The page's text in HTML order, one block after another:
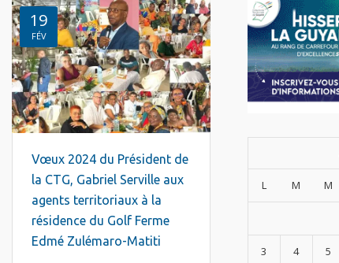
19
FÉV
Vœux 2024 du Président de
la CTG, Gabriel Serville aux
agents territoriaux à la
résidence du Golf Ferme
Edmé Zulémaro-Matiti
L M M
3 4 5